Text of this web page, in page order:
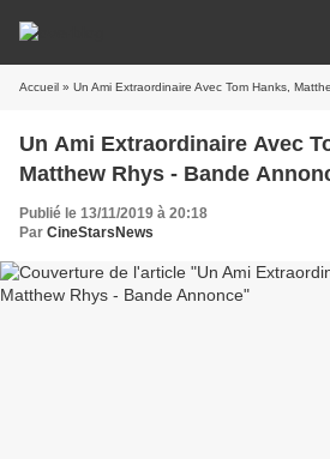
Accueil » Un Ami Extraordinaire Avec Tom Hanks,
Un Ami Extraordinaire Avec
Matthew Rhys - Bande
Publié le 13/11/2019 à 20:18
Par CineStarsNews